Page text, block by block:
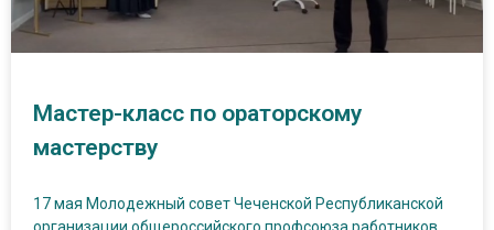
Мастер-класс по ораторскому
мастерству
17 мая Молодежный совет Чеченской Республиканской